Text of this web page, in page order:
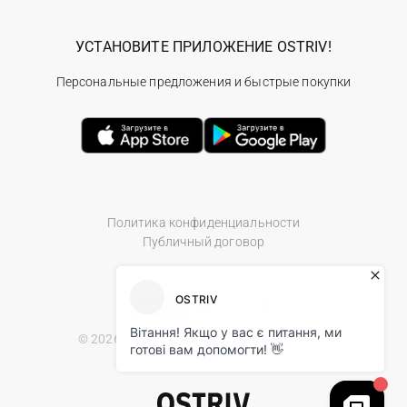
Политика конфиденциальности
Публичный договор
© 2026 Ostriv.ua Store. All Rights Reserved.
УСТАНОВИТЕ ПРИЛОЖЕНИЕ OSTRIV!
Персональные предложения и быстрые покупки